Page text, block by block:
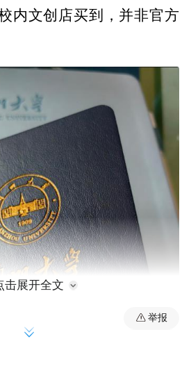
内文创店买到，并非官方
击展开全文
举报